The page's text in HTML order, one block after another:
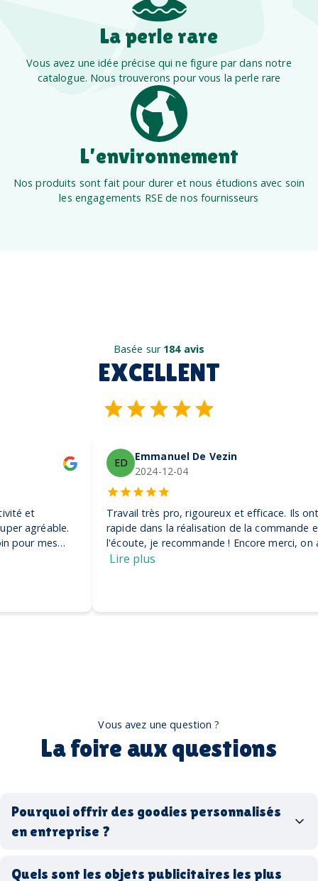
La perle rare
Vous avez une idée précise qui ne figure par dans notre
catalogue. Nous trouverons pour vous la perle rare
L’environnement
Nos produits sont fait pour durer et nous étudions avec soin
les engagements RSE de nos fournisseurs
Basée sur 184 avis
EXCELLENT
Emmanuel De Vezin
2024-12-04
Travail très pro, rigoureux et efficace. Ils ont été très
rapide dans la réalisation de la commande et très à
l'écoute, je recommande ! Encore merci, on adore nos
Vous avez une question ?
La foire aux questions
Pourquoi offrir des goodies personnalisés
en entreprise ?
Quels sont les objets publicitaires les plus